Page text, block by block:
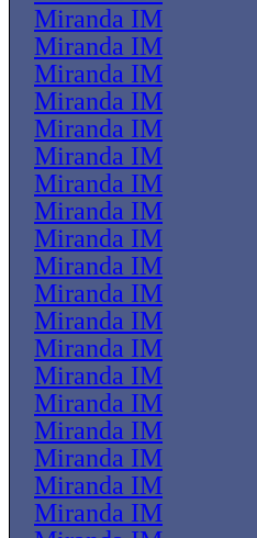
Miranda IM
Miranda IM
Miranda IM
Miranda IM
Miranda IM
Miranda IM
Miranda IM
Miranda IM
Miranda IM
Miranda IM
Miranda IM
Miranda IM
Miranda IM
Miranda IM
Miranda IM
Miranda IM
Miranda IM
Miranda IM
Miranda IM